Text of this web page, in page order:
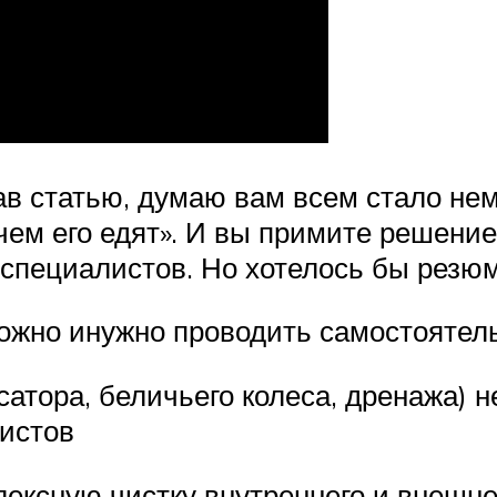
статью, думаю вам всем стало
его едят». И вы примите
Но хотелось бы
инужно проводить
беличьего колеса, дренажа)